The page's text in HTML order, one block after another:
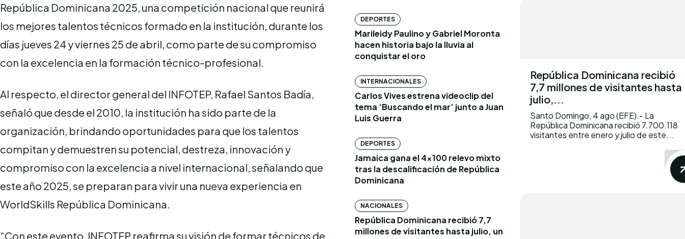
República Dominicana 2025, una competición nacional que reunirá
los mejores talentos técnicos formado en la institución, durante los
días jueves 24 y viernes 25 de abril, como parte de su compromiso
con la excelencia en la formación técnico-profesional.
Al respecto, el director general del INFOTEP, Rafael Santos Badía,
señaló que desde el 2010, la institución ha sido parte de la
organización, brindando oportunidades para que los talentos
compitan y demuestren su potencial, destreza, innovación y
compromiso con la excelencia a nivel internacional, señalando que
este año 2025, se preparan para vivir una nueva experiencia en
WorldSkills República Dominicana.
“Con este evento, INFOTEP reafirma su visión de formar técnicos de
DEPORTES
Marileidy Paulino y Gabriel Moronta
hacen historia bajo la lluvia al
conquistar el oro
INTERNACIONALES
Carlos Vives estrena videoclip del
tema ‘Buscando el mar’ junto a Juan
Luis Guerra
DEPORTES
Jamaica gana el 4×100 relevo mixto
tras la descalificación de República
Dominicana
NACIONALES
República Dominicana recibió 7,7
millones de visitantes hasta julio, un
República Dominicana recibió
7,7 millones de visitantes hasta
julio,...
Santo Domingo, 4 ago (EFE).- La
República Dominicana recibió 7.700.118
visitantes entre enero y julio de este...